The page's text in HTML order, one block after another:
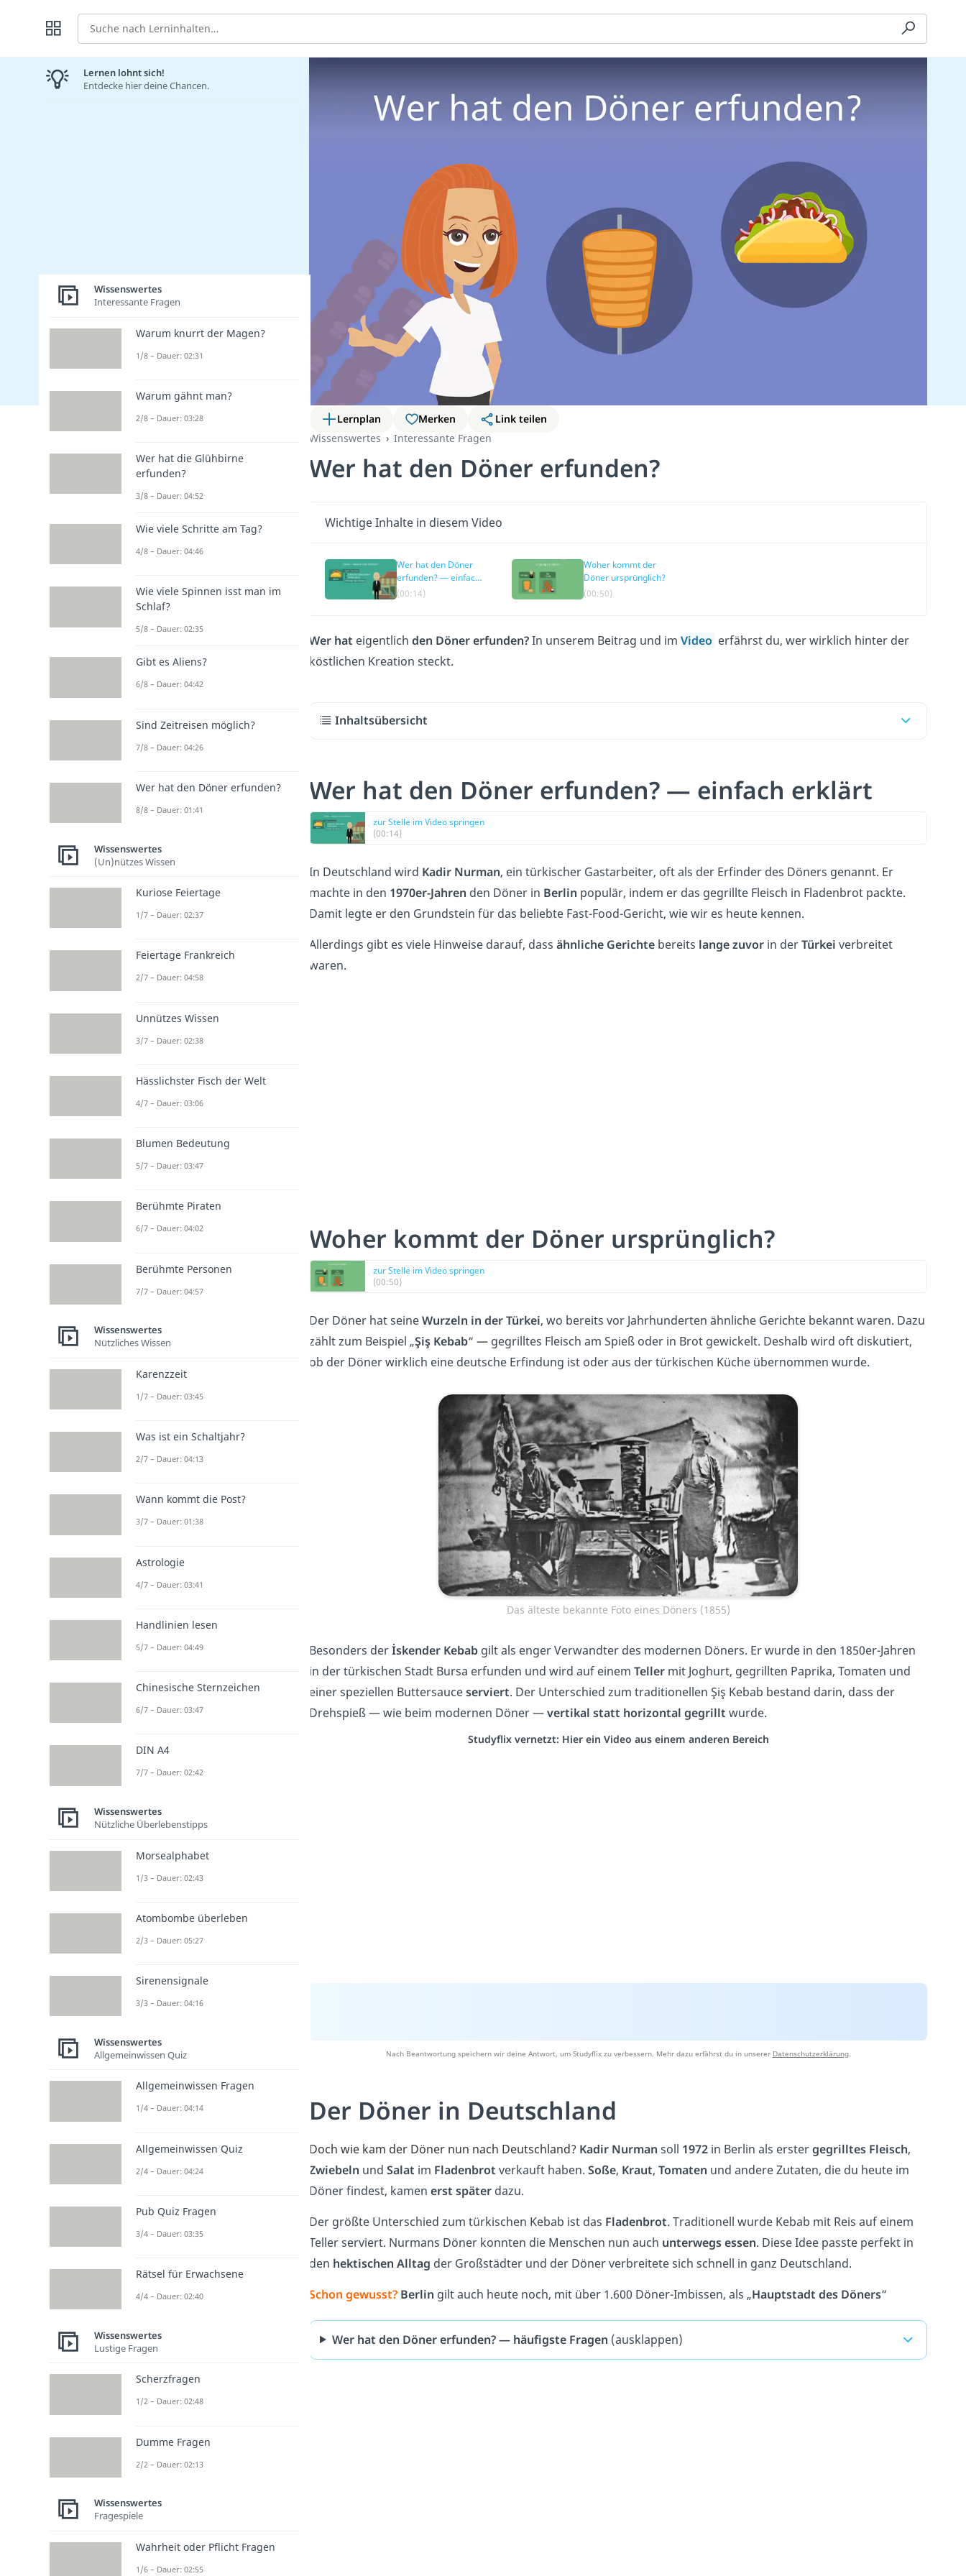
Suche
Lernplan Merken
Link teilen
Wissenswertes
Interessante Fragen
Wer hat den Döner erfunden?
Wichtige Inhalte in diesem Video
Wer hat den Döner
erfunden? — einfach
erklärt
(00:14)
Woher kommt der
Döner ursprünglich?
(00:50)
Wer hat eigentlich den Döner erfunden?In unserem Beitrag und im Video erfährst du, wer wirklich hinter der
köstlichen Kreation steckt.
Inhaltsübersicht
Wer hat den Döner erfunden? — einfach erklärt
zur Stelle im Video springen
(00:14)
In Deutschland wird Kadir Nurman, ein türkischer Gastarbeiter, oft als der Erfinder des Döners genannt. Er
machte in den 1970er-Jahren den Döner in Berlin populär, indem er das gegrillte Fleisch in Fladenbrot packte.
Damit legte er den Grundstein für das beliebte Fast-Food-Gericht, wie wir es heute kennen.
Allerdings gibt es viele Hinweise darauf, dass ähnliche Gerichte bereits lange zuvor in derTürkei verbreitet
waren.
Woher kommt der Döner ursprünglich?
zur Stelle im Video springen
(00:50)
Der Döner hat seineWurzeln in der Türkei, wo bereits vor Jahrhunderten ähnliche Gerichte bekannt waren. Dazu
zählt zum Beispiel „Şiş Kebab“ — gegrilltes Fleisch am Spieß oder in Brot gewickelt. Deshalb wird oft diskutiert,
ob der Döner wirklich eine deutsche Erfindung ist oder aus der türkischen Küche übernommen wurde.
Das älteste bekannte Foto eines Döners (1855)
Besonders derİskender Kebab gilt als enger Verwandter des modernen Döners. Er wurde in den 1850er-Jahren
in der türkischen Stadt Bursa erfunden und wird auf einem Teller mit Joghurt, gegrillten Paprika, Tomaten und
einer speziellen Buttersauceserviert. Der Unterschied zum traditionellen Şiş Kebab bestand darin, dass der
Drehspieß — wie beim modernen Döner —vertikal statt horizontal gegrillt wurde.
Studyflix vernetzt: Hier ein Video aus einem anderen Bereich
Nach Beantwortung speichern wir deine Antwort, um Studyflix zu verbessern. Mehr dazu erfährst du in unserer Datenschutzerklärung.
Der Döner in Deutschland
Doch wie kam der Döner nun nach Deutschland? Kadir Nurman soll 1972 in Berlin als erstergegrilltes Fleisch,
Zwiebeln und Salat im Fladenbrot verkauft haben. Soße, Kraut, Tomaten und andere Zutaten, die du heute im
Döner findest, kamen erst später dazu.
Der größte Unterschied zum türkischen Kebab ist das Fladenbrot. Traditionell wurde Kebab mit Reis auf einem
Teller serviert. Nurmans Döner konnten die Menschen nun auch unterwegs essen. Diese Idee passte perfekt in
den hektischen Alltag der Großstädter und der Döner verbreitete sich schnell in ganz Deutschland.
Schon gewusst? Berlin gilt auch heute noch, mit über 1.600 Döner-Imbissen, als „Hauptstadt des Döners“
Wer hat den Döner erfunden? — häufigste Fragen (ausklappen)
Lernen lohnt sich!
Entdecke hier deine Chancen.
Wissenswertes
Interessante Fragen
Warum knurrt der Magen?
1/8 – Dauer: 02:31
Warum gähnt man?
2/8 – Dauer: 03:28
Wer hat die Glühbirne
erfunden?
3/8 – Dauer: 04:52
Wie viele Schritte am Tag?
4/8 – Dauer: 04:46
Wie viele Spinnen isst man im
Schlaf?
5/8 – Dauer: 02:35
Gibt es Aliens?
6/8 – Dauer: 04:42
Sind Zeitreisen möglich?
7/8 – Dauer: 04:26
Wer hat den Döner erfunden?
8/8 – Dauer: 01:41
Wissenswertes
(Un)nützes Wissen
Kuriose Feiertage
1/7 – Dauer: 02:37
Feiertage Frankreich
2/7 – Dauer: 04:58
Unnützes Wissen
3/7 – Dauer: 02:38
Hässlichster Fisch der Welt
4/7 – Dauer: 03:06
Blumen Bedeutung
5/7 – Dauer: 03:47
Berühmte Piraten
6/7 – Dauer: 04:02
Berühmte Personen
7/7 – Dauer: 04:57
Wissenswertes
Nützliches Wissen
Karenzzeit
1/7 – Dauer: 03:45
Was ist ein Schaltjahr?
2/7 – Dauer: 04:13
Wann kommt die Post?
3/7 – Dauer: 01:38
Astrologie
4/7 – Dauer: 03:41
Handlinien lesen
5/7 – Dauer: 04:49
Chinesische Sternzeichen
6/7 – Dauer: 03:47
DIN A4
7/7 – Dauer: 02:42
Wissenswertes
Nützliche Überlebenstipps
Morsealphabet
1/3 – Dauer: 02:43
Atombombe überleben
2/3 – Dauer: 05:27
Sirenensignale
3/3 – Dauer: 04:16
Wissenswertes
Allgemeinwissen Quiz
Allgemeinwissen Fragen
1/4 – Dauer: 04:14
Allgemeinwissen Quiz
2/4 – Dauer: 04:24
Pub Quiz Fragen
3/4 – Dauer: 03:35
Rätsel für Erwachsene
4/4 – Dauer: 02:40
Wissenswertes
Lustige Fragen
Scherzfragen
1/2 – Dauer: 02:48
Dumme Fragen
2/2 – Dauer: 02:13
Wissenswertes
Fragespiele
Wahrheit oder Pflicht Fragen
1/6 – Dauer: 02:55